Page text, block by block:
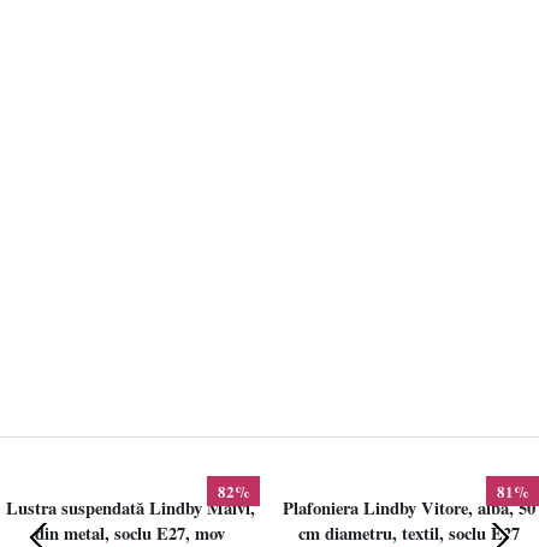
82%
Lustra suspendată Lindby Maivi,
din metal, soclu E27, mov
81%
Plafoniera Lindby Vitore, alba, 50
cm diametru, textil, soclu E27